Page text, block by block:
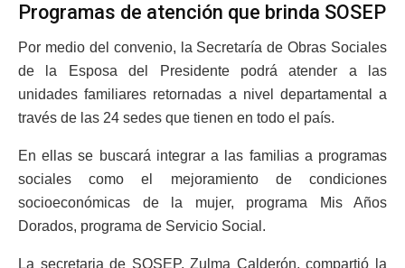
Programas de atención que brinda SOSEP
Por medio del convenio, la Secretaría de Obras Sociales
de la Esposa del Presidente podrá atender a las
unidades familiares retornadas a nivel departamental a
través de las 24 sedes que tienen en todo el país.
En ellas se buscará integrar a las familias a programas
sociales como el mejoramiento de condiciones
socioeconómicas de la mujer, programa Mis Años
Dorados, programa de Servicio Social.
La secretaria de SOSEP, Zulma Calderón, compartió la